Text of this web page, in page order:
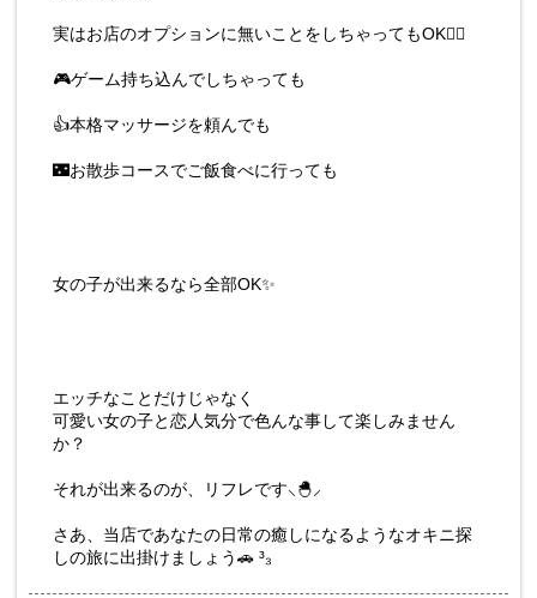
実はお店のオプションに無いことをしちゃってもOK🙆‍♀️
🎮ゲーム持ち込んでしちゃっても
👍本格マッサージを頼んでも
🌃お散歩コースでご飯食べに行っても
女の子が出来るなら全部OK✨
エッチなことだけじゃなく
可愛い女の子と恋人気分で色んな事して楽しみません
か？
それが出来るのが、リフレです‪⸜‪‪‪‪‪︎🐣⸝‬‪‪
さあ、当店であなたの日常の癒しになるようなオキニ探
しの旅に出掛けましょう🚗 ³₃